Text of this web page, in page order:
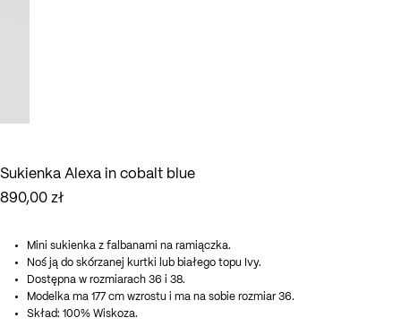
Sukienka Alexa in cobalt blue
890,00 zł
Mini sukienka z falbanami na ramiączka.
Noś ją do skórzanej kurtki lub białego topu Ivy.
Dostępna w rozmiarach 36 i 38.
Modelka ma 177 cm wzrostu i ma na sobie rozmiar 36.
Skład: 100% Wiskoza.